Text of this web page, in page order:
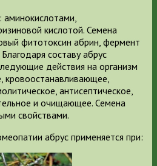
кислотой. Семена
фитотоксин абрин, фермент
составу абрус
действия на организм
кровоостанавливающее,
антисептическое,
и очищающее. Семена
свойствами.
абрус применяется при: